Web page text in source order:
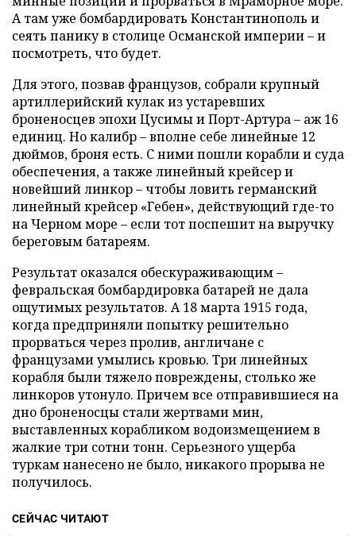
А там уже бомбардировать Константинополь и
сеять панику в столице Османской империи – и
посмотреть, что будет.
Для этого, позвав французов, собрали крупный
артиллерийский кулак из устаревших
броненосцев эпохи Цусимы и Порт-Артура – аж 16
единиц. Но калибр – вполне себе линейные 12
дюймов, броня есть. С ними пошли корабли и суда
обеспечения, а также линейный крейсер и
новейший линкор – чтобы ловить германский
линейный крейсер «Гебен», действующий где-то
на Черном море – если тот поспешит на выручку
береговым батареям.
Результат оказался обескураживающим –
февральская бомбардировка батарей не дала
ощутимых результатов. А 18 марта 1915 года,
когда предприняли попытку решительно
прорваться через пролив, англичане с
французами умылись кровью. Три линейных
корабля были тяжело повреждены, столько же
линкоров утонуло. Причем все отправившиеся на
дно броненосцы стали жертвами мин,
выставленных корабликом водоизмещением в
жалкие три сотни тонн. Серьезного ущерба
туркам нанесено не было, никакого прорыва не
получилось.
СЕЙЧАС ЧИТАЮТ